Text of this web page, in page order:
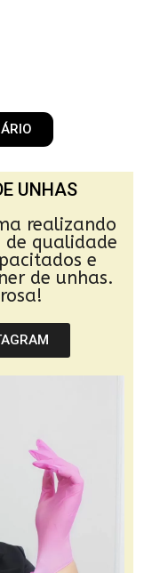
UNHAS
realizando
qualidade
e
de unhas.